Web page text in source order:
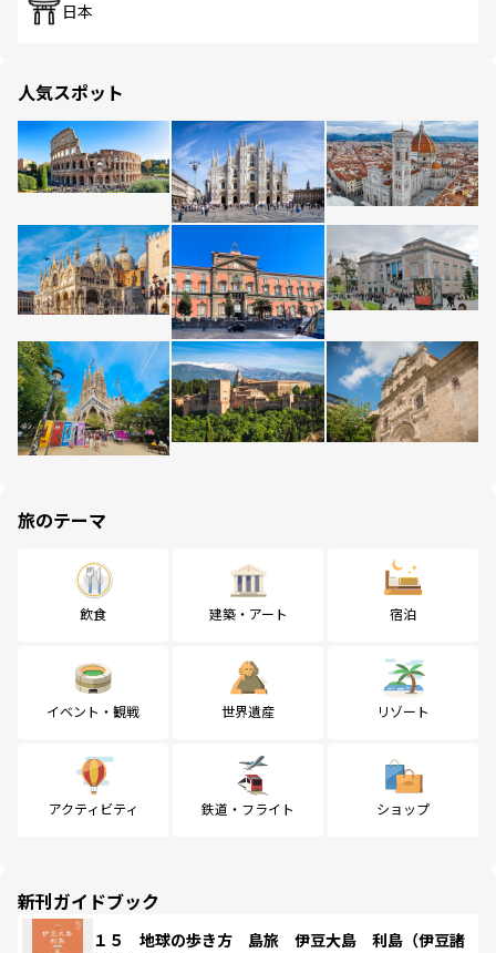
日本
人気スポット
旅のテーマ
飲食 建築・アート 宿泊
イベント・観戦 世界遺産 リゾート
アクティビティ 鉄道・フライト ショップ
新刊ガイドブック
１５ 地球の歩き方 島旅 伊豆大島 利島（伊豆諸